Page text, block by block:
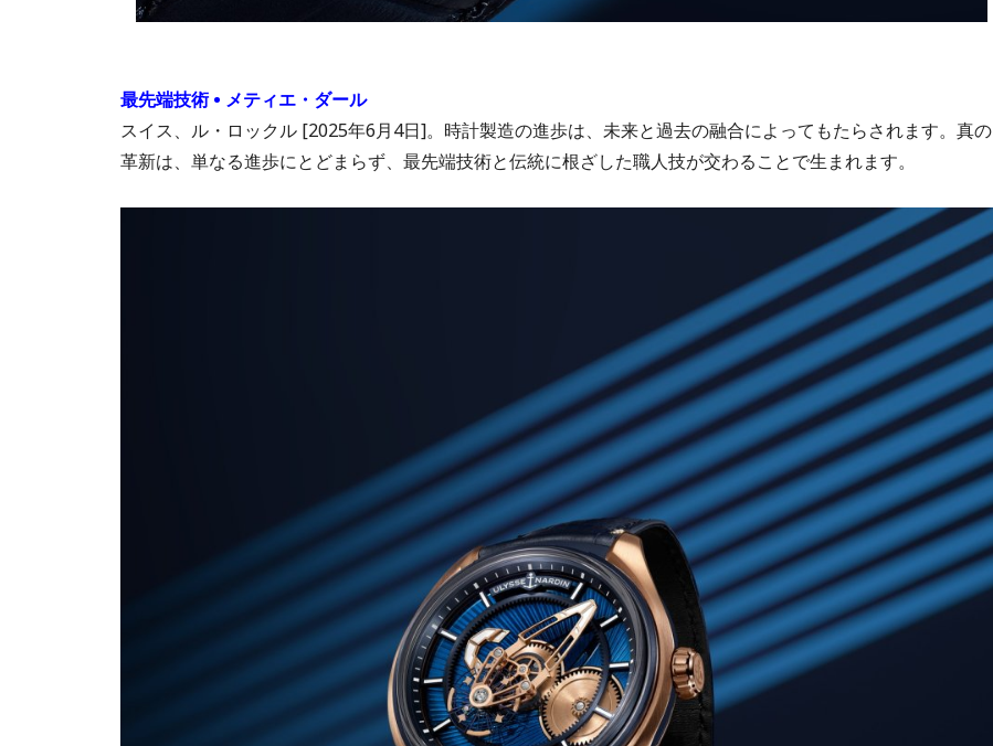
最先端技術 • メティエ・ダール
スイス、ル・ロックル [2025年6月4日]。時計製造の進歩は、未来と過去の融合によってもたらされます。真の
革新は、単なる進歩にとどまらず、最先端技術と伝統に根ざした職人技が交わることで生まれます。